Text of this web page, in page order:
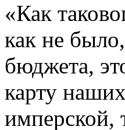
«Как
как не
бюджета,
карту
имперской,